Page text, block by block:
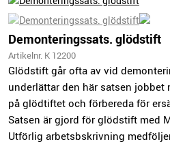
Demonteringssats. glödstift
Artikelnr. K 12200
Glödstift går ofta av vid
underlättar den här satsen jobbet
på glödtiftet och förbereda för
Satsen är gjord för glödstift med
Utförlig arbetsbskrivning